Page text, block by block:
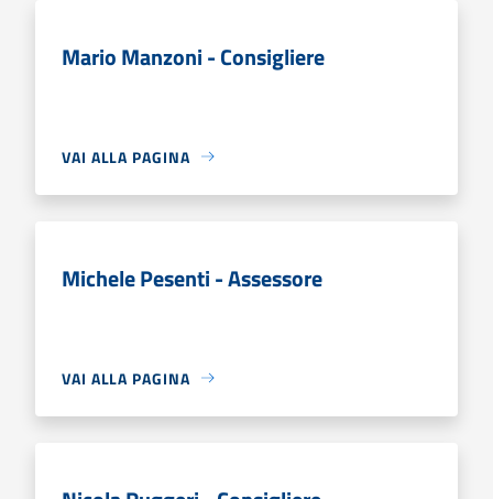
Mario Manzoni - Consigliere
VAI ALLA PAGINA
Michele Pesenti - Assessore
VAI ALLA PAGINA